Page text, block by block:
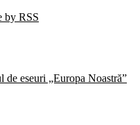
by RSS
de eseuri „Europa Noastră”